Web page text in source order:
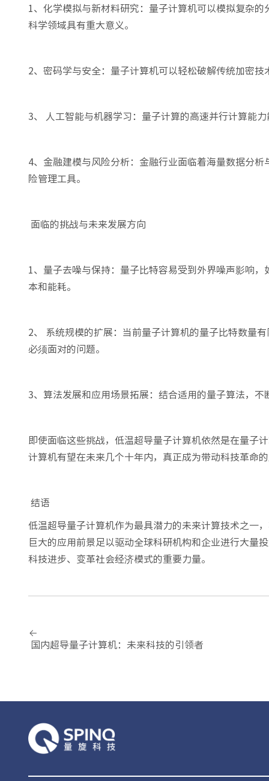
1、化学模拟与新材料研究：量子计算机可以模拟复杂
科学领域具有重大意义。
2、密码学与安全：量子计算机可以轻松破解传统加密
3、 人工智能与机器学习：量子计算的高速并行计算能
4、金融建模与风险分析：金融行业面临着海量数据分
险管理工具。
面临的挑战与未来发展方向
1、量子去噪与保持：量子比特容易受到外界噪声影响
本和能耗。
2、 系统规模的扩展：当前量子计算机的量子比特数量
必须面对的问题。
3、算法发展和应用场景拓展：结合适用的量子算法，
即使面临这些挑战，低温超导量子计算机依然是在量子
计算机有望在未来几个十年内，真正成为带动科技革命
结语
低温超导量子计算机作为最具潜力的未来计算技术之一
巨大的应用前景足以驱动全球科研机构和企业进行大量
科技进步、变革社会经济模式的重要力量。
国内超导量子计算机：未来科技的引领者